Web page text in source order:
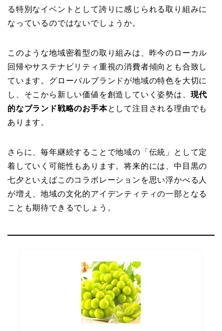
る特別なイベントとして誇りに感じられる取り組みに
なっているのではないでしょうか。
このような地域密着型の取り組みは、昨今のローカル
回帰やサステナビリティ重視の消費者傾向とも合致し
ています。グローバルブランドが地域の特色を大切に
し、そこから新しい価値を創造していく姿勢は、 現代
的なブランド戦略のお手本として注目される理由でも
あります。
さらに、毎年継続することで地域の「伝統」として定
着していく可能性もあります。将来的には、中目黒の
七夕といえばこのコラボレーションを思い浮かべる人
が増え、地域の文化的アイデンティティの一部となる
ことも期待できるでしょう。